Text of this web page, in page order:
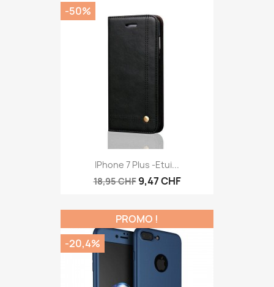
IPhone 7 Plus -Etui...
18,95 CHF 9,47 CHF
-50%
PROMO !
-20,4%